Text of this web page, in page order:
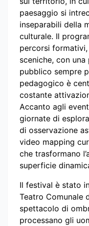
paesaggio si
inseparabili della
culturale. Il
percorsi
sceniche, con
pubblico sempre
pedagogico è
costante
Accanto agli
giornate di
di osservazione
video mapping
che trasformano
superficie
Il festival è stato
Teatro Comunale
spettacolo di
processano gli